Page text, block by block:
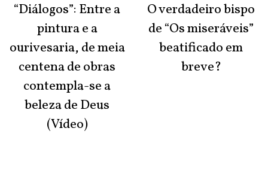
“Diálogos”: Entre a
pintura e a
ourivesaria, de meia
centena de obras
contempla-se a
beleza de Deus
(Vídeo)
O verdadeiro bispo
de “Os miseráveis”
beatificado em
breve?